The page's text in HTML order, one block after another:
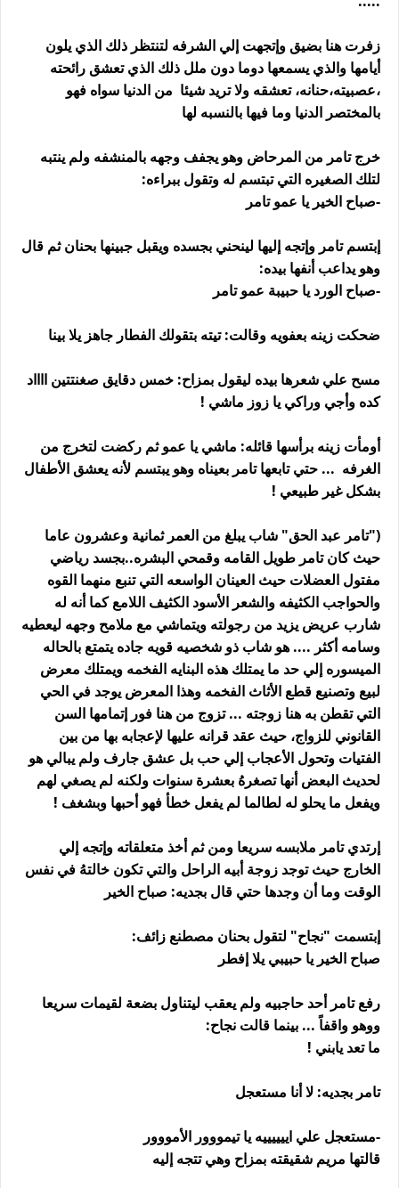
زفرت هنا بضيق وإتجهت إلي الشرفه لتنتظر ذلك الذي يلون
أيامها والذي يسمعها دوما دون ملل ذلك الذي تعشق رائحته
،عصبيته،حنانه، تعشقه ولا تريد شيئا من الدنيا سواه فهو
بالمختصر الدنيا وما فيها بالنسبه لها
خرج تامر من المرحاض وهو يجفف وجهه بالمنشفه ولم ينتبه
لتلك الصغيره التي تبتسم له وتقول ببراءه:
-صباح الخير يا عمو تامر
إبتسم تامر وإتجه إليها لينحني بجسده ويقبل جبينها بحنان ثم قال
وهو يداعب أنفها بيده:
-صباح الورد يا حبيبة عمو تامر
ضحكت زينه بعفويه وقالت: تيته بتقولك الفطار جاهز يلا بينا
مسح علي شعرها بيده ليقول بمزاح: خمس دقايق صغنتتين ااااد
كده وأجي وراكي يا زوز ماشي !
أومأت زينه برأسها قائله: ماشي يا عمو ثم ركضت لتخرج من
الغرفه ... حتي تابعها تامر بعيناه وهو يبتسم لأنه يعشق الأطفال
بشكل غير طبيعي !
("تامر عبد الحق" شاب يبلغ من العمر ثمانية وعشرون عاما
حيث كان تامر طويل القامه وقمحي البشره..بجسد رياضي
مفتول العضلات حيث العينان الواسعه التي تنبع منهما القوه
والحواجب الكثيفه والشعر الأسود الكثيف اللامع كما أنه له
شارب عريض يزيد من رجولته ويتماشي مع ملامح وجهه ليعطيه
وسامه أكثر .... هو شاب ذو شخصيه قويه جاده يتمتع بالحاله
الميسوره إلي حد ما يمتلك هذه البنايه الفخمه ويمتلك معرض
لبيع وتصنيع قطع الأثاث الفخمه وهذا المعرض يوجد في الحي
التي تقطن به هنا زوجته ... تزوج من هنا فور إتمامها السن
القانوني للزواج، حيث عقد قرانه عليها لإعجابه بها من بين
الفتيات وتحول الأعجاب إلي حب بل عشق جارف ولم يبالي هو
لحديث البعض أنها تصغرهُ بعشرة سنوات ولكنه لم يصغي لهم
ويفعل ما يحلو له لطالما لم يفعل خطأ فهو أحبها وبشغف !
إرتدي تامر ملابسه سريعا ومن ثم أخذ متعلقاته وإتجه إلي
الخارج حيث توجد زوجة أبيه الراحل والتي تكون خالتهُ في نفس
الوقت وما أن وجدها حتي قال بجديه: صباح الخير
إبتسمت "نجاح" لتقول بحنان مصطنع زائف:
صباح الخير يا حبيبي يلا إفطر
رفع تامر أحد حاجبيه ولم يعقب ليتناول بضعة لقيمات سريعا
ووهو واقفاً ... بينما قالت نجاح:
ما تعد يابني !
تامر بجديه: لا أنا مستعجل
-مستعجل علي اييييييه يا تيمووور الأمووور
قالتها مريم شقيقته بمزاح وهي تتجه إليه